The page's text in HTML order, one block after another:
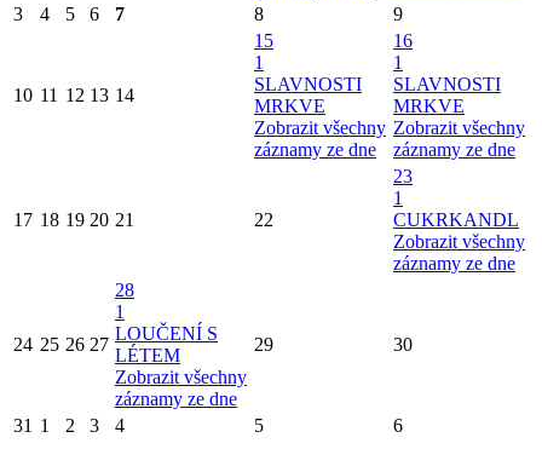
3
4 5 6 7 8 9
10 11 12 13 14
15
1
SLAVNOSTI
MRKVE
Zobrazit všechny
záznamy ze dne
16
1
SLAVNOSTI
MRKVE
Zobrazit všechny
záznamy ze dne
17 18 19 20 21 22
23
1
CUKRKANDL
Zobrazit všechny
záznamy ze dne
24 25 26 27
28
1
LOUČENÍ S
LÉTEM
Zobrazit všechny
záznamy ze dne
29 30
31 1 2 3 4 5 6